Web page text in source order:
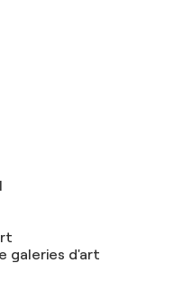
galeries d'art